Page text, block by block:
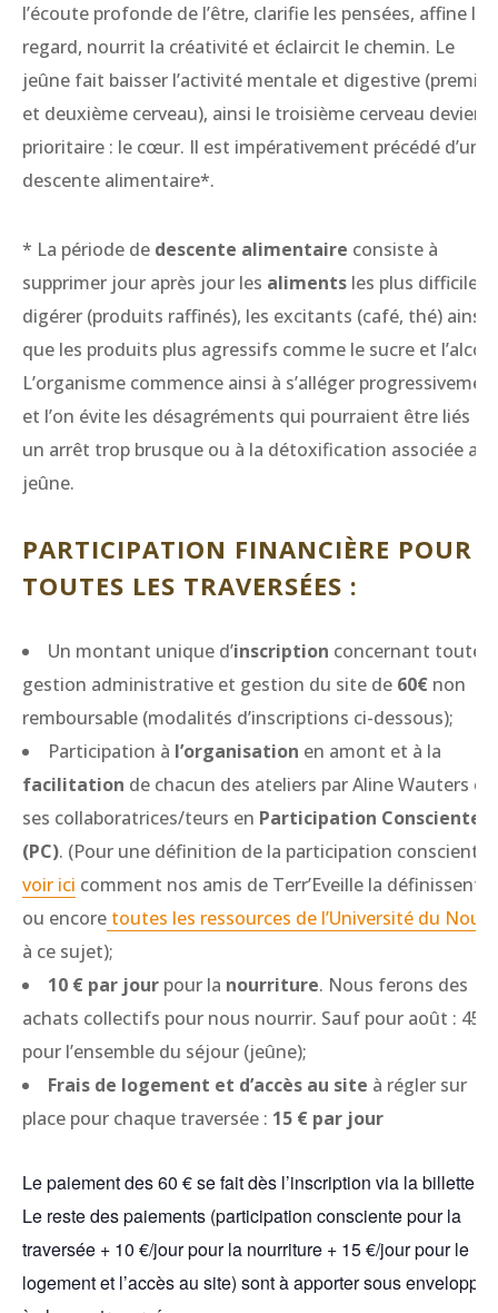
l’écoute profonde de l’être, clarifie les pensées, affine le
regard, nourrit la créativité et éclaircit le chemin. Le
jeûne fait baisser l’activité mentale et digestive (premier
et deuxième cerveau), ainsi le troisième cerveau devient
prioritaire : le cœur. Il est impérativement précédé d’une
descente alimentaire*.
* La période de descente alimentaire consiste à
supprimer jour après jour les aliments les plus difficiles
digérer (produits raffinés), les excitants (café, thé) ainsi
que les produits plus agressifs comme le sucre et
L’organisme commence ainsi à s’alléger
et l’on évite les désagréments qui pourraient être liés à
un arrêt trop brusque ou à la détoxification associée au
jeûne.
PARTICIPATION FINANCIÈRE POUR
TOUTES LES TRAVERSÉES :
Un montant unique d’inscription concernant toute
gestion administrative et gestion du site de 60€ non
remboursable (modalités d’inscriptions ci-dessous);
Participation à l’organisation en amont et à la
facilitation de chacun des ateliers par Aline Wauters et
ses collaboratrices/teurs en Participation Consciente
(PC). (Pour une définition de la participation consciente,
voir ici comment nos amis de Terr’Eveille la définissent,
ou encore toutes les ressources de l’Université du Nous
à ce sujet);
10 € par jour pour la nourriture. Nous ferons des
achats collectifs pour nous nourrir. Sauf pour août : 45 €
pour l’ensemble du séjour (jeûne);
Frais de logement et d’accès au site à régler sur
place pour chaque traversée : 15 € par jour
Le paiement des 60 € se fait dès l’inscription via la billetterie.
Le reste des paiements (participation consciente pour la
traversée + 10 €/jour pour la nourriture + 15 €/jour pour le
logement et l’accès au site) sont à apporter sous enveloppe,